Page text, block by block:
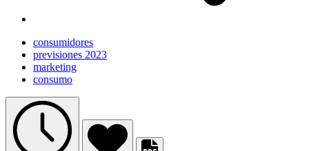
consumidores
previsiones 2023
marketing
consumo